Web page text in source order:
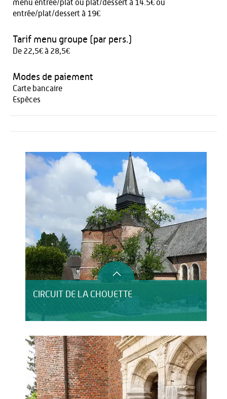
menu entrée/plat ou plat/dessert à 14.5€ ou
entrée/plat/dessert à 19€
Tarif menu groupe (par pers.)
De 22,5€ à 28,5€
Modes de paiement
Carte bancaire
Espèces
CIRCUIT DE LA CHOUETTE